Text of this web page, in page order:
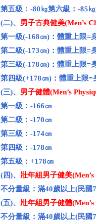
第五級：-80㎏第六級：-85
(二)、 男子古典健美(Men’s
第一級(-168㎝)：體重上限=
第二級(-173㎝)：體重上限=
第三級(-178㎝)：體重上限=
第四級(+178㎝)：體重上限=
(三)、 男子健體(Men’s
第一級：-166㎝
第二級：-170㎝
第三級：-174㎝
第四級：-178㎝
第五級：+178㎝
(四)、 壯年組男子健美
不分量級：滿40歲以上(民國
(五)、 壯年組男子健體
不分量級：滿40歲以上(民國